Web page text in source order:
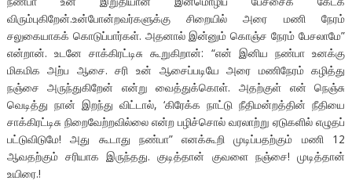
விரும்புகிறேன்.உன்போன்றவர்களுக்கு சிறையில் அரை மணி நேரம்
சலுகையாகக் கொடுப்பார்கள். அதனால் இன்னும் கொஞ்ச நேரம் பேசலாமே”
என்றான். உடனே சாக்கிரட்டிசு கூறுகிறான்: “என் இனிய நண்பா உனக்கு
மிகமிக அற்ப ஆசை. சரி உன் ஆசைப்படியே அரை மணிநேரம் கழித்து
நஞ்சை அருந்துகிறேன் என்று வைத்துக்கொள். அதற்குள் என் நெஞ்சு
வெடித்து நான் இறந்து விட்டால், ‘கிரேக்க நாட்டு நீதிமன்றத்தின் நீதியை
சாக்கிரட்டிசு நிறைவேற்றவில்லை என்ற பழிச்சொல் வரலாற்று ஏடுகளில் எழுதப்
பட்டுவிடுமே! அது கூடாது நண்பா” எனக்கூறி முடிப்பதற்கும் மணி 12
ஆவதற்கும் சரியாக இருந்தது. குடித்தான் குவளை நஞ்சை! முடித்தான்
உயிரை.!